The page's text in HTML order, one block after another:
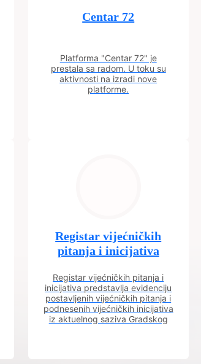
Centar 72
Platforma "Centar 72" je
prestala sa radom. U toku su
aktivnosti na izradi nove
platforme.
Registar vijećničkih
pitanja i inicijativa
Registar vijećničkih pitanja i
inicijativa predstavlja evidenciju
postavljenih vijećničkih pitanja i
podnesenih vijećničkih inicijativa
iz aktuelnog saziva Gradskog